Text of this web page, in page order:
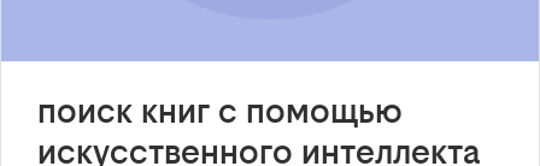
поиск книг с помощью
искусственного интеллекта